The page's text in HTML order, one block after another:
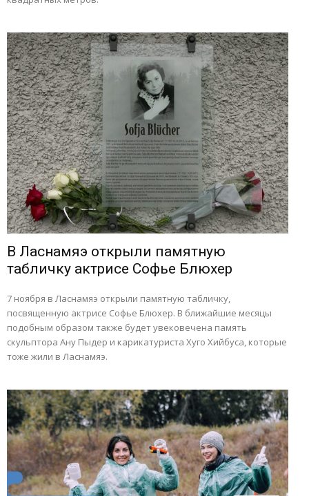
В Ласнамяэ открыли памятную
табличку актрисе Софье Блюхер
7 ноября в Ласнамяэ открыли памятную табличку,
посвященную актрисе Софье Блюхер. В ближайшие месяцы
подобным образом также будет увековечена память
скульптора Ану Пыдер и карикатуриста Хуго Хийбуса, которые
тоже жили в Ласнамяэ.